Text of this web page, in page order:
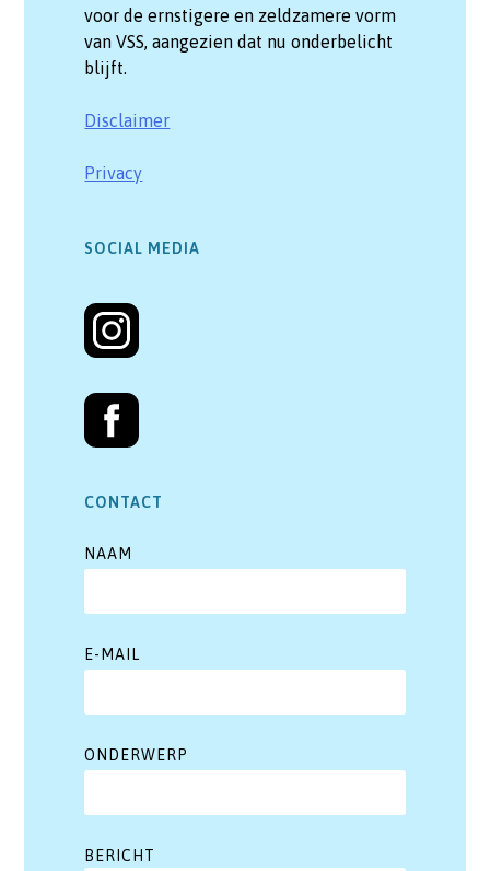
voor de ernstigere en zeldzamere vorm
van VSS, aangezien dat nu onderbelicht
blijft.
Disclaimer
Privacy
SOCIAL MEDIA
CONTACT
NAAM
E-MAIL
ONDERWERP
BERICHT